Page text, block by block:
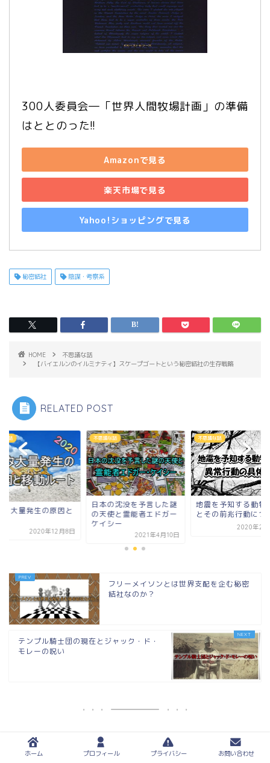
300人委員会―「世界人間牧場計画」の準備
はととのった!!
Amazonで見る
楽天市場で見る
Yahoo!ショッピングで見る
秘密結社 陰謀・考察系
HOME
不思議な話
【バイエルンのイルミナティ】スケープゴートという秘密結社の生存戦略
RELATED POST
な話
の沈没を予言した謎
使と霊能者エドガー
2021年4月10日
不思議な話
地震を予知する動物たち
とその前兆行動について
不思議な話
バッタ大量発生の原
進路
2020年12
フリーメイソンとは世界支配を企む秘密
結社なのか？
テンプル騎士団の現在とジャック・ド・
モレーの呪い
サイト内検索
ホーム プロフィール プライバシー お問い合わせ